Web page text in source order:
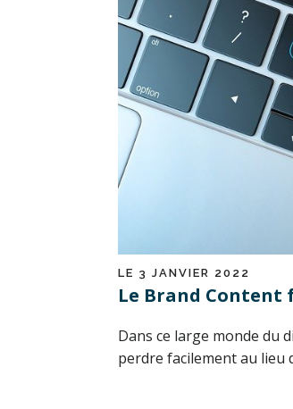
LE 3 JANVIER 2022
Le Brand Content
Dans ce large monde du
perdre facilement au lieu